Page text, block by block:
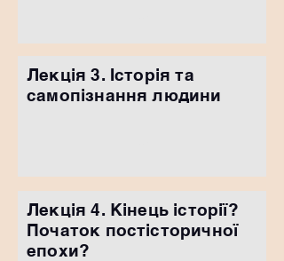
Лекція 3. Історія та
самопізнання людини
Лекція 4. Кінець історії?
Початок постісторичної
епохи?